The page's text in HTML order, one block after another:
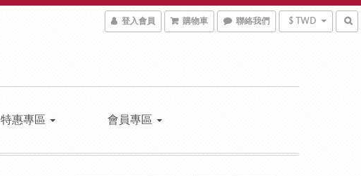
登入會員 購物車 聯絡我們 $ TWD
特惠專區 會員專區